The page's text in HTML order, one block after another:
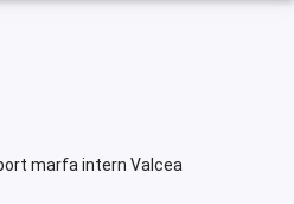
marfa intern Valcea